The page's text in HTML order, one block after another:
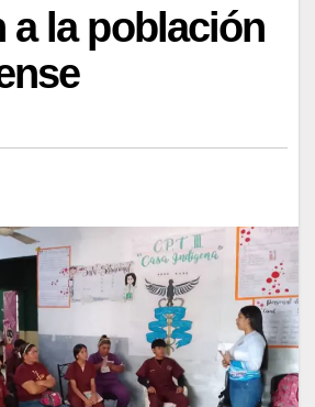
a la población